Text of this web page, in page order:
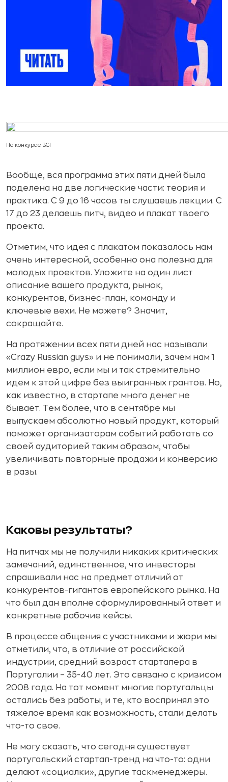
На конкурсе BGI
Вообще, вся программа этих пяти дней была
поделена на две логические части: теория и
практика. С 9 до 16 часов ты слушаешь лекции. С
17 до 23 делаешь питч, видео и плакат твоего
проекта.
Отметим, что идея с плакатом показалось нам
очень интересной, особенно она полезна для
молодых проектов. Уложите на один лист
описание вашего продукта, рынок,
конкурентов, бизнес-план, команду и
ключевые вехи. Не можете? Значит,
сокращайте.
На протяжении всех пяти дней нас называли
«Crazy Russian guys» и не понимали, зачем нам 1
миллион евро, если мы и так стремительно
идем к этой цифре без выигранных грантов. Но,
как известно, в стартапе много денег не
бывает. Тем более, что в сентябре мы
выпускаем абсолютно новый продукт, который
поможет организаторам событий работать со
своей аудиторией таким образом, чтобы
увеличивать повторные продажи и конверсию
в разы.
Каковы результаты?
На питчах мы не получили никаких критических
замечаний, единственное, что инвесторы
спрашивали нас на предмет отличий от
конкурентов-гигантов европейского рынка. На
что был дан вполне сформулированный ответ и
конкретные рабочие кейсы.
В процессе общения с участниками и жюри мы
отметили, что, в отличие от российской
индустрии, средний возраст стартапера в
Португалии – 35-40 лет. Это связано с кризисом
2008 года. На тот момент многие португальцы
остались без работы, и те, кто воспринял это
тяжелое время как возможность, стали делать
что-то свое.
Не могу сказать, что сегодня существует
португальский стартап-тренд на что-то: одни
делают «социалки», другие таскменеджеры.